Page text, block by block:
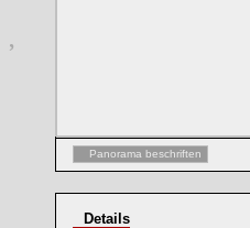
Panorama beschriften
Details